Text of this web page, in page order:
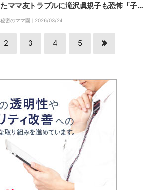
たママ友トラブルに滝沢眞規子も恐怖「子供
のこととなるとこっちも強く出れないか
秘密のママ園｜ 2026/03/24
2 3 4 5